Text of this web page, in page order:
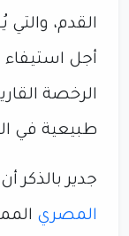
أجل استيفاء
الرخصة
طبيعية في
جدير بالذكر
المصري